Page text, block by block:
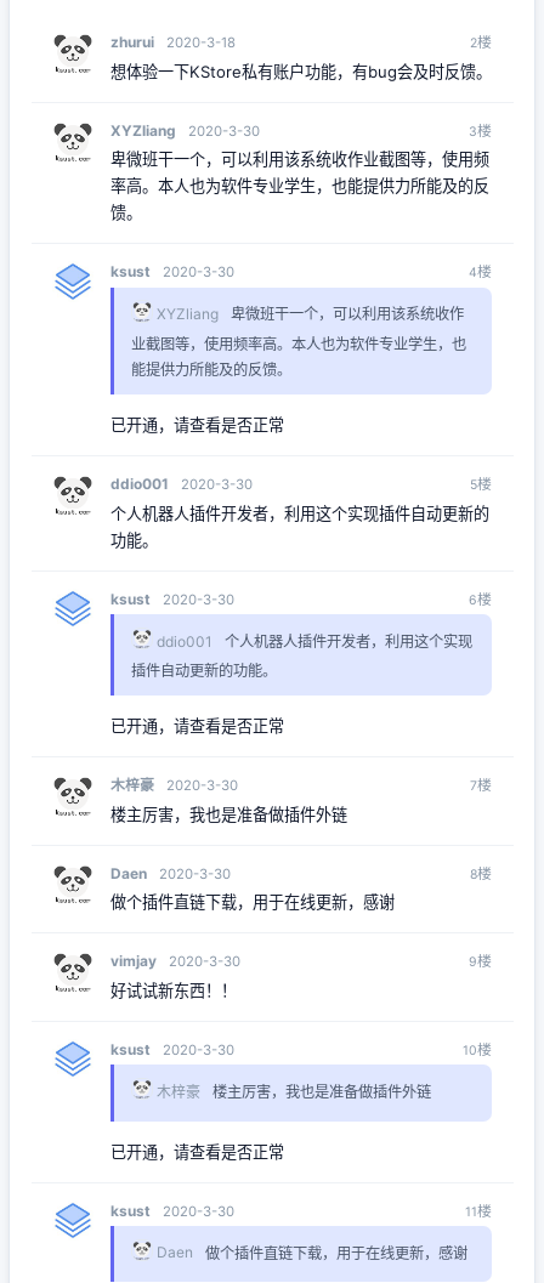
zhurui 2020-3-18 2楼
想体验一下KStore私有账户功能，有bug会及时反馈。
XYZliang 2020-3-30 3楼
卑微班干一个，可以利用该系统收作业截图等，使用频
率高。本人也为软件专业学生，也能提供力所能及的反
馈。
ksust 2020-3-30 4楼
XYZliang
卑微班干一个，可以利用该系统收作
业截图等，使用频率高。本人也为软件专业学生，也
能提供力所能及的反馈。
已开通，请查看是否正常
ddio001 2020-3-30 5楼
个人机器人插件开发者，利用这个实现插件自动更新的
功能。
ksust 2020-3-30 6楼
ddio001
个人机器人插件开发者，利用这个实现
插件自动更新的功能。
已开通，请查看是否正常
木梓豪 2020-3-30 7楼
楼主厉害，我也是准备做插件外链
Daen 2020-3-30 8楼
做个插件直链下载，用于在线更新，感谢
vimjay 2020-3-30 9楼
好试试新东西！！
ksust 2020-3-30 10楼
木梓豪 楼主厉害，我也是准备做插件外链
已开通，请查看是否正常
ksust 2020-3-30 11楼
Daen 做个插件直链下载，用于在线更新，感谢